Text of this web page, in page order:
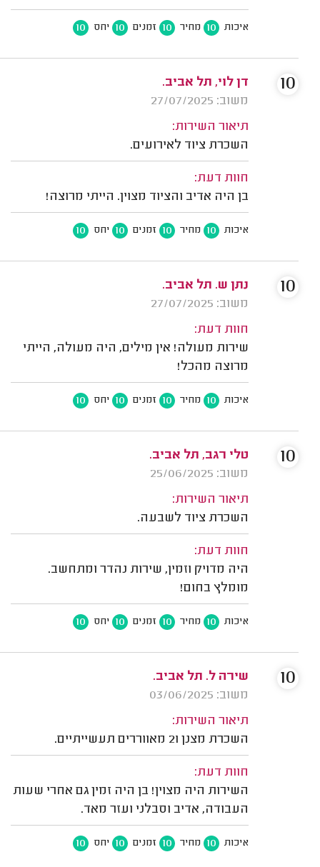
איכות 10 מחיר 10 זמנים 10 יחס 10
דן לוי, תל אביב.
משוב: 27/07/2025
תיאור השירות:
השכרת ציוד לאירועים.
חוות דעת:
בן היה אדיב והציוד מצוין. הייתי מרוצה!
איכות 10 מחיר 10 זמנים 10 יחס 10
10
נתן ש. תל אביב.
משוב: 27/07/2025
חוות דעת:
שירות מעולה! אין מילים, היה מעולה, הייתי
מרוצה מהכל!
איכות 10 מחיר 10 זמנים 10 יחס 10
10
טלי רגב, תל אביב.
משוב: 25/06/2025
תיאור השירות:
השכרת ציוד לשבעה.
חוות דעת:
היה מדויק וזמין, שירות נהדר ומתחשב.
מומלץ בחום!
איכות 10 מחיר 10 זמנים 10 יחס 10
10
שירה ל. תל אביב.
משוב: 03/06/2025
תיאור השירות:
השכרת מצנן ו2 מאווררים תעשייתיים.
חוות דעת:
השירות היה מצוין! בן היה זמין גם אחרי שעות
העבודה, אדיב וסבלני ועזר מאד.
איכות 10 מחיר 10 זמנים 10 יחס 10
10